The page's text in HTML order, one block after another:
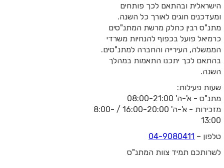
ובהתאם לכך פותחים
לאורך כל השנה.
כחלק מרשת המתנ"סים
בכפוף להנחיות משרדי
והחברה למתנ"סים.
יתכנו התאמות במהלך
ה'08:00-21:00
א'-ה'16:00-20:00
/
8:00-
04-
צוות המתנ"ס